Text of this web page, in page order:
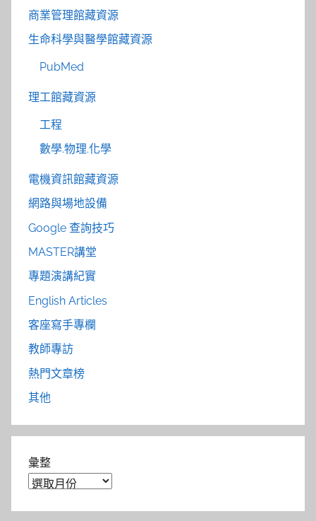
商業管理館藏資源
生命科學與醫學館藏資源
PubMed
理工館藏資源
工程
數學.物理.化學
電機資訊館藏資源
網路與場地設備
Google 查詢技巧
MASTER講堂
專題演講紀實
English Articles
客座寫手專欄
教師專訪
熱門文章榜
其他
彙整